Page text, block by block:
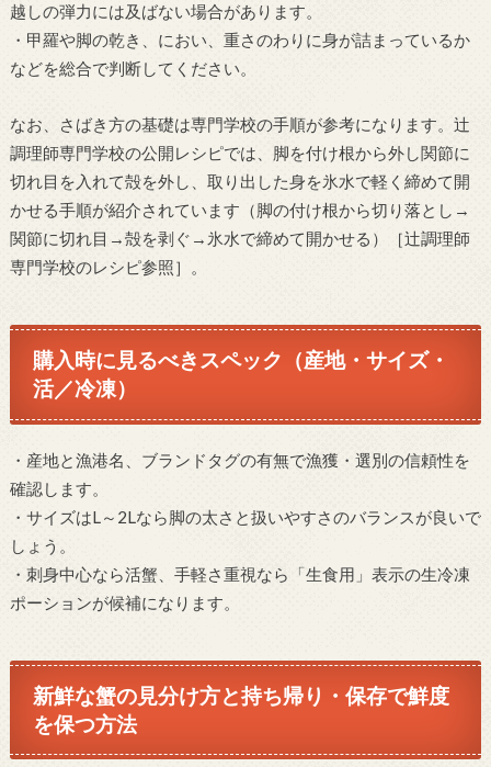
越しの弾力には及ばない場合があります。
・甲羅や脚の乾き、におい、重さのわりに身が詰まっているか
などを総合で判断してください。
なお、さばき方の基礎は専門学校の手順が参考になります。辻
調理師専門学校の公開レシピでは、脚を付け根から外し関節に
切れ目を入れて殻を外し、取り出した身を氷水で軽く締めて開
かせる手順が紹介されています（脚の付け根から切り落とし→
関節に切れ目→殻を剥ぐ→氷水で締めて開かせる）［辻調理師
専門学校のレシピ参照］。
購入時に見るべきスペック（産地・サイズ・
活／冷凍）
・産地と漁港名、ブランドタグの有無で漁獲・選別の信頼性を
確認します。
・サイズはL～2Lなら脚の太さと扱いやすさのバランスが良いで
しょう。
・刺身中心なら活蟹、手軽さ重視なら「生食用」表示の生冷凍
ポーションが候補になります。
新鮮な蟹の見分け方と持ち帰り・保存で鮮度
を保つ方法